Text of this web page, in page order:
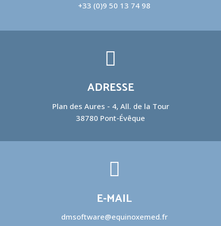
+33 (0)9 50 13 74 98
ADRESSE
Plan des Aures - 4, All. de la Tour
38780 Pont-Évêque
E-MAIL
dmsoftware@equinoxemed.fr